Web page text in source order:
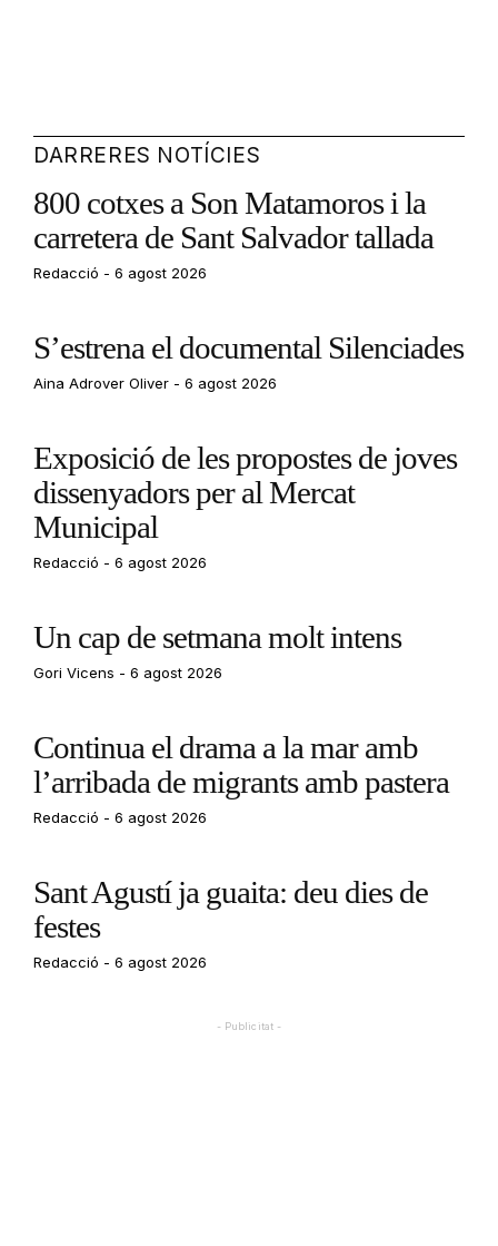
DARRERES NOTÍCIES
800 cotxes a Son Matamoros i la
carretera de Sant Salvador tallada
Redacció 6 agost 2026
S’estrena el documental Silenciades
Aina Adrover Oliver 6 agost 2026
Exposició de les propostes de joves
dissenyadors per al Mercat
Municipal
Redacció 6 agost 2026
Un cap de setmana molt intens
Gori Vicens 6 agost 2026
Continua el drama a la mar amb
l’arribada de migrants amb pastera
Redacció 6 agost 2026
Sant Agustí ja guaita: deu dies de
festes
Redacció 6 agost 2026
- Publicitat -